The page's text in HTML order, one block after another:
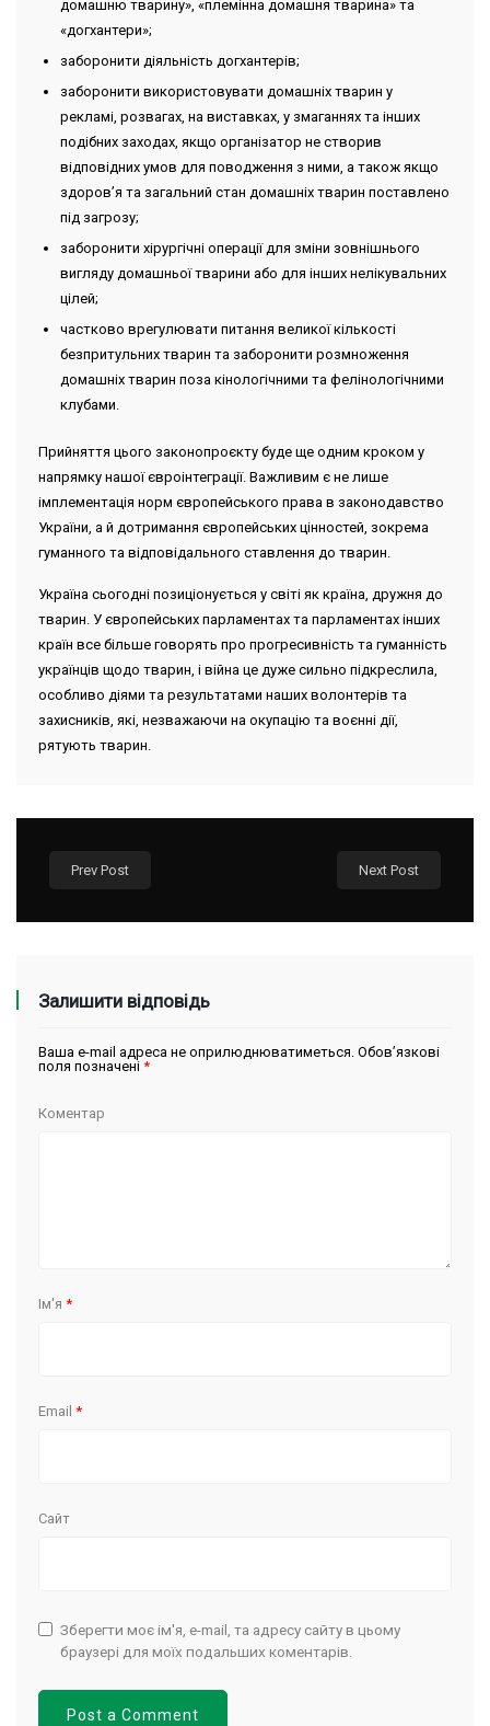
домашню тварину», «племінна домашня тварина» та
«догхантери»;
заборонити діяльність догхантерів;
заборонити використовувати домашніх тварин у
рекламі, розвагах, на виставках, у змаганнях та інших
подібних заходах, якщо організатор не створив
відповідних умов для поводження з ними, а також якщо
здоров’я та загальний стан домашніх тварин поставлено
під загрозу;
заборонити хірургічні операції для зміни зовнішнього
вигляду домашньої тварини або для інших нелікувальних
цілей;
частково врегулювати питання великої кількості
безпритульних тварин та заборонити розмноження
домашніх тварин поза кінологічними та фелінологічними
клубами.
Прийняття цього законопроєкту буде ще одним кроком у
напрямку нашої євроінтеграції. Важливим є не лише
імплементація норм європейського права в законодавство
України, а й дотримання європейських цінностей, зокрема
гуманного та відповідального ставлення до тварин.
Україна сьогодні позиціонується у світі як країна, дружня до
тварин. У європейських парламентах та парламентах інших
країн все більше говорять про прогресивність та гуманність
українців щодо тварин, і війна це дуже сильно підкреслила,
особливо діями та результатами наших волонтерів та
захисників, які, незважаючи на окупацію та воєнні дії,
рятують тварин.
Prev Post Next Post
Залишити відповідь
Ваша e-mail адреса не оприлюднюватиметься. Обов’язкові
поля позначені *
Коментар
Ім'я *
Email *
Сайт
Зберегти моє ім'я, e-mail, та адресу сайту в цьому
браузері для моїх подальших коментарів.